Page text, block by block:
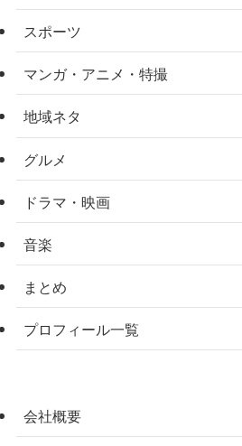
スポーツ
マンガ・アニメ・特撮
地域ネタ
グルメ
ドラマ・映画
音楽
まとめ
プロフィール一覧
会社概要